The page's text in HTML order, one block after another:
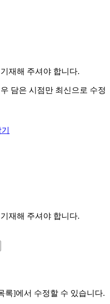
재해 주셔야 합니다.
담은 시점만 최신으로 수정
재해 주셔야 합니다.
록]에서 수정할 수 있습니다.